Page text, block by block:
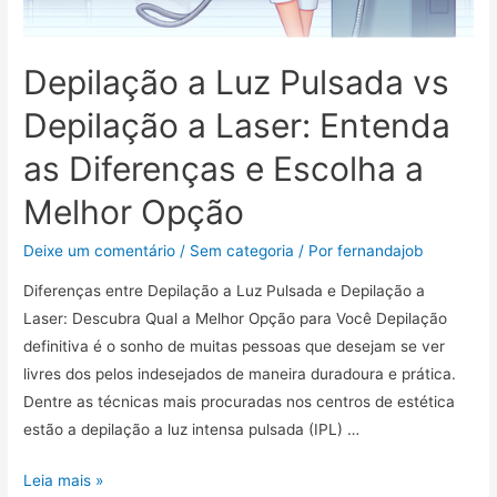
Depilação a Luz Pulsada vs
Depilação a Laser: Entenda
as Diferenças e Escolha a
Melhor Opção
Deixe um comentário / Sem categoria / Porfernandajob
Diferenças entre Depilação a Luz Pulsada e Depilação a
Laser: Descubra Qual a Melhor Opção para Você Depilação
definitiva é o sonho de muitas pessoas que desejam se ver
livres dos pelos indesejados de maneira duradoura e prática.
Dentre as técnicas mais procuradas nos centros de estética
estão a depilação a luz intensa pulsada (IPL) …
Depilação
Leia mais »